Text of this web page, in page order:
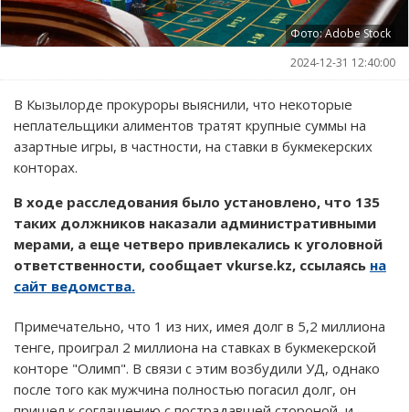
Фото: Adobe Stock
2024-12-31 12:40:00
В Кызылорде прокуроры выяснили, что некоторые
неплательщики алиментов тратят крупные суммы на
азартные игры, в частности, на ставки в букмекерских
конторах.
В ходе расследования было установлено, что 135
таких должников наказали административными
мерами, а еще четверо привлекались к уголовной
ответственности, сообщает vkurse.kz, ссылаясь на
сайт ведомства.
Примечательно, что 1 из них, имея долг в 5,2 миллиона
тенге, проиграл 2 миллиона на ставках в букмекерской
конторе "Олимп". В связи с этим возбудили УД, однако
после того как мужчина полностью погасил долг, он